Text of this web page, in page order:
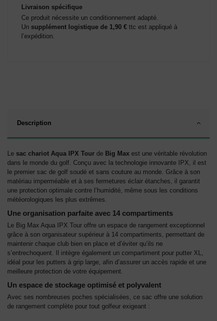
Livraison spécifique
Ce produit nécessite un conditionnement adapté.
Un supplément logistique de 1,90 € ttc est appliqué à
l’expédition.
Description
Le sac chariot Aqua IPX Tour de Big Max est une véritable révolution
dans le monde du golf. Conçu avec la technologie innovante IPX, il est
le premier sac de golf soudé et sans couture au monde. Grâce à son
matériau imperméable et à ses fermetures éclair étanches, il garantit
une protection optimale contre l’humidité, même sous les conditions
météorologiques les plus extrêmes.
Une organisation parfaite avec 14 compartiments
Le Big Max Aqua IPX Tour offre un espace de rangement exceptionnel
grâce à son organisateur supérieur à 14 compartiments, permettant de
maintenir chaque club bien en place et d’éviter qu’ils ne
s’entrechoquent. Il intègre également un compartiment pour putter XL,
idéal pour les putters à grip large, afin d’assurer un accès rapide et une
meilleure protection de votre équipement.
Un espace de stockage optimisé et polyvalent
Avec ses nombreuses poches spécialisées, ce sac offre une solution
de rangement complète pour tout golfeur exigeant :